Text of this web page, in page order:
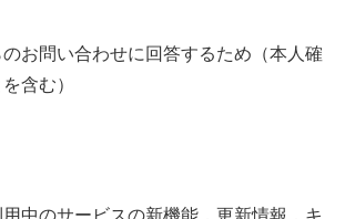
お問い合わせに回答するため（本人確
含む）